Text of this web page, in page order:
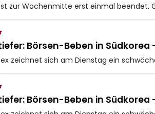
ist zur Wochenmitte erst einmal
Börsen-Beben in
zeichnet sich am Dienstag ein
Börsen-Beben in